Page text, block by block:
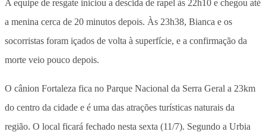
A equipe de resgate iniciou a descida de rapel às 22h10 e chegou até
a menina cerca de 20 minutos depois. Às 23h38, Bianca e os
socorristas foram içados de volta à superfície, e a confirmação da
morte veio pouco depois.
O cânion Fortaleza fica no Parque Nacional da Serra Geral a 23km
do centro da cidade e é uma das atrações turísticas naturais da
região. O local ficará fechado nesta sexta (11/7). Segundo a Urbia